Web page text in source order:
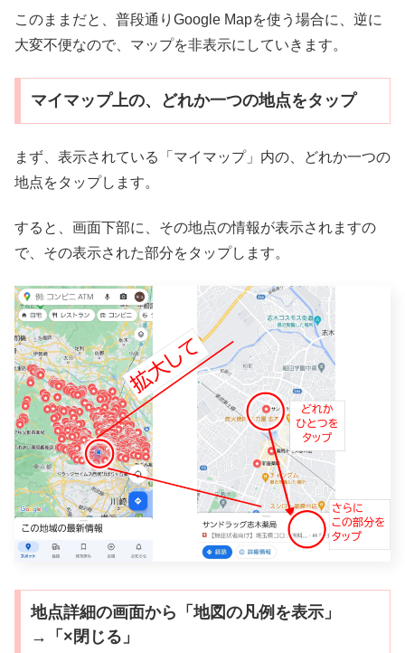
このままだと、普段通りGoogle Mapを使う場合に、逆に
大変不便なので、マップを非表示にしていきます。
マイマップ上の、どれか一つの地点をタップ
まず、表示されている「マイマップ」内の、どれか一つの
地点をタップします。
すると、画面下部に、その地点の情報が表示されますの
で、その表示された部分をタップします。
地点詳細の画面から「地図の凡例を表示」
→「×閉じる」